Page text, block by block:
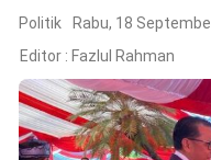
Hukrim
Pendidikan
Politik
Rabu, 18
Editor : Fazlul Rahman